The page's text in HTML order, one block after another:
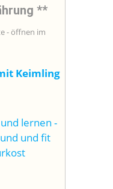
**
- öffnen im
Keimling